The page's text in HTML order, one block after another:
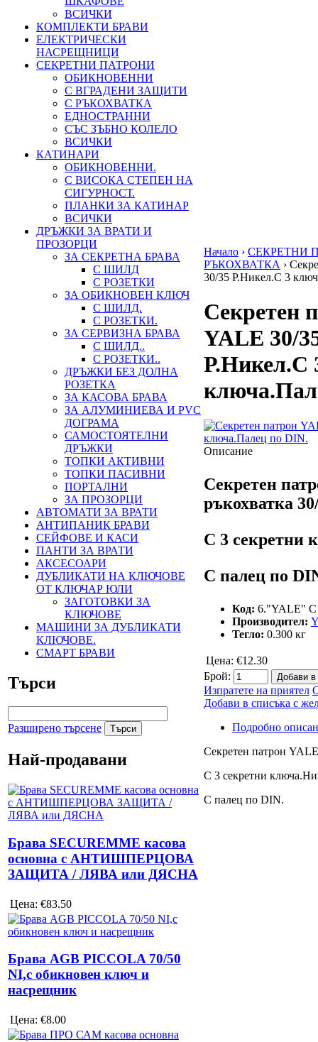
ВСИЧКИ
КОМПЛЕКТИ БРАВИ
ЕЛЕКТРИЧЕСКИ
НАСРЕЩНИЦИ
СЕКРЕТНИ ПАТРОНИ
ОБИКНОВЕННИ
С ВГРАДЕНИ ЗАЩИТИ
С РЪКОХВАТКА
ЕДНОСТРАННИ
СЪС ЗЪБНО КОЛЕЛО
ВСИЧКИ
КАТИНАРИ
ОБИКНОВЕННИ.
С ВИСОКА СТЕПЕН НА
СИГУРНОСТ.
ПЛАНКИ ЗА КАТИНАР
ВСИЧКИ
ДРЪЖКИ ЗА ВРАТИ И
ПРОЗОРЦИ
ЗА СЕКРЕТНА БРАВА
С ШИЛД
С РОЗЕТКИ
ЗА ОБИКНОВЕН КЛЮЧ
С ШИЛД.
С РОЗЕТКИ.
ЗА СЕРВИЗНА БРАВА
С ШИЛД..
С РОЗЕТКИ..
ДРЪЖКИ БЕЗ ДОЛНА
РОЗЕТКА
ЗА КАСОВА БРАВА
ЗА АЛУМИНИЕВА И PVC
ДОГРАМА
САМОСТОЯТЕЛНИ
ДРЪЖКИ
ТОПКИ АКТИВНИ
ТОПКИ ПАСИВНИ
ПОРТАЛНИ
ЗА ПРОЗОРЦИ
АВТОМАТИ ЗА ВРАТИ
АНТИПАНИК БРАВИ
СЕЙФОВЕ И КАСИ
ПАНТИ ЗА ВРАТИ
АКСЕСОАРИ
ДУБЛИКАТИ НА КЛЮЧОВЕ
ОТ КЛЮЧАР ЮЛИ
ЗАГОТОВКИ ЗА
КЛЮЧОВЕ
МАШИНИ ЗА ДУБЛИКАТИ
КЛЮЧОВЕ.
СМАРТ БРАВИ
Търси
Разширено търсене
Най-продавани
Брава SECUREMME касова
основна с АНТИШПЕРЦОВА
ЗАЩИТА / ЛЯВА или ДЯСНА
Цена: €83.50
Брава AGB PICCOLA 70/50
NI,с обикновен ключ и
насрещник
Цена: €8.00
Начало › СЕКРЕТНИ
РЪКОХВАТКА ›
30/35 Р.Никел.С 3
Секретен
YALE 30/
Р.Никел.С
Описание
Секретен
ръкохватка
С 3 секретни
С палец по
Код: 6."YALE" С
Производител:
Тегло: 0.300 кг
Цена: €12.30
Брой:
Изпратете на приятел
Добави в списъка с
Подробно
Секретен патрон
С 3 секретни
С палец по DIN.